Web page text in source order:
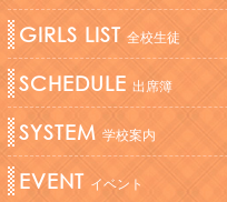
GIRLS LIST 全校生徒
SCHEDULE 出席簿
SYSTEM 学校案内
EVENT イベント